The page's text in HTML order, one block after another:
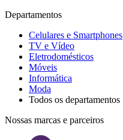
Departamentos
Celulares e Smartphones
TV e Vídeo
Eletrodomésticos
Móveis
Informática
Moda
Todos os departamentos
Nossas marcas e parceiros